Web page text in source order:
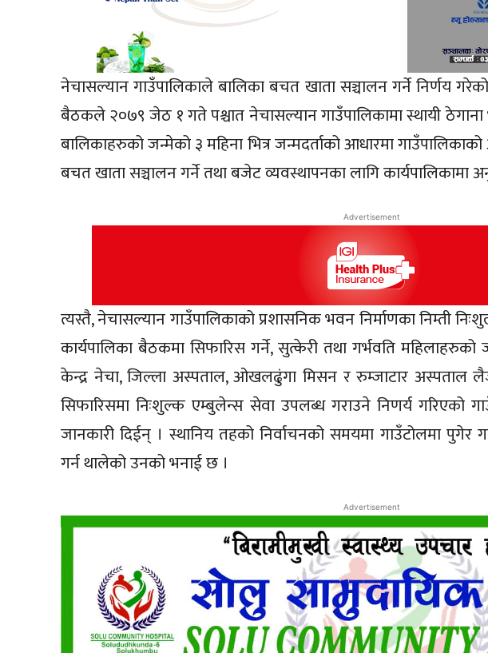
नेचासल्यान गाउँपालिकाले बालिका बचत खाता सञ्चालन गर्ने निर्णय
बैठकले २०७९ जेठ १ गते पश्चात नेचासल्यान गाउँपालिकामा स्थायी
बालिकाहरुको जन्मेको ३ महिना भित्र जन्मदर्ताको आधारमा
बचत खाता सञ्चालन गर्ने तथा बजेट व्यवस्थापनका लागि कार्यपालिकामा
Advertisement
त्यस्तै, नेचासल्यान गाउँपालिकाको प्रशासनिक भवन निर्माणका निम्ती
कार्यपालिका बैठकमा सिफारिस गर्ने, सुत्केरी तथा गर्भवति महिलाहरुको
केन्द्र नेचा, जिल्ला अस्पताल, ओखलढुंगा मिसन र रुम्जाटार अस्पताल
सिफारिसमा निःशुल्क एम्बुलेन्स सेवा उपलब्ध गराउने निणर्य गरिएको
जानकारी दिईन् । स्थानिय तहको निर्वाचनको समयमा गाउँटोलमा पुगेर
गर्न थालेको उनको भनाई छ ।
Advertisement